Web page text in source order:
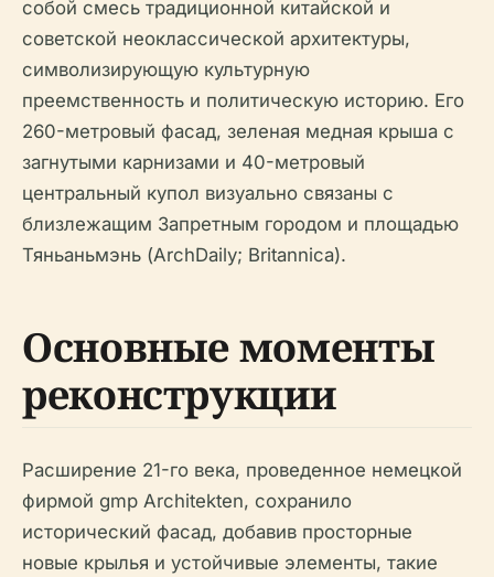
собой смесь традиционной китайской и
советской неоклассической архитектуры,
символизирующую культурную
преемственность и политическую историю. Его
260-метровый фасад, зеленая медная крыша с
загнутыми карнизами и 40-метровый
центральный купол визуально связаны с
близлежащим Запретным городом и площадью
Тяньаньмэнь (ArchDaily; Britannica).
Основные моменты
реконструкции
Расширение 21-го века, проведенное немецкой
фирмой gmp Architekten, сохранило
исторический фасад, добавив просторные
новые крылья и устойчивые элементы, такие